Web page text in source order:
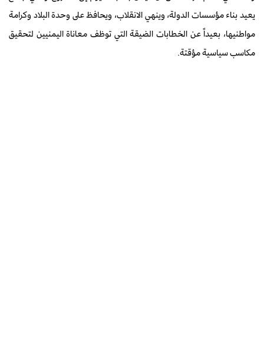
يعيد بناء مؤسسات الدولة، وينهي الانقلاب، ويحافظ على وحدة البلاد وكرامة
مواطنيها، بعيداً عن الخطابات الضيقة التي توظف معاناة اليمنيين لتحقيق
مكاسب سياسية مؤقتة.